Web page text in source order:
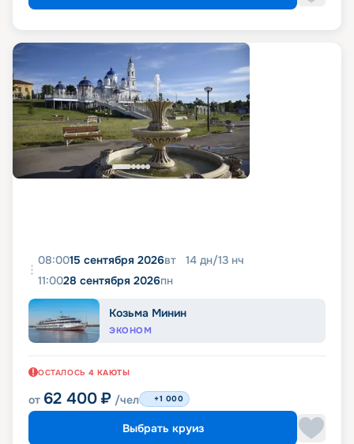
08:0015 сентября 2026вт 14 дн/13 нч
11:0028 сентября 2026пн
Козьма Минин
ЭКОНОМ
ОСТАЛОСЬ 4 КАЮТЫ
от 62 400 ₽ /чел +1 000
Выбрать круиз